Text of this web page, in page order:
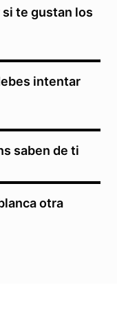
te gustan los
intentar
saben de ti
otra